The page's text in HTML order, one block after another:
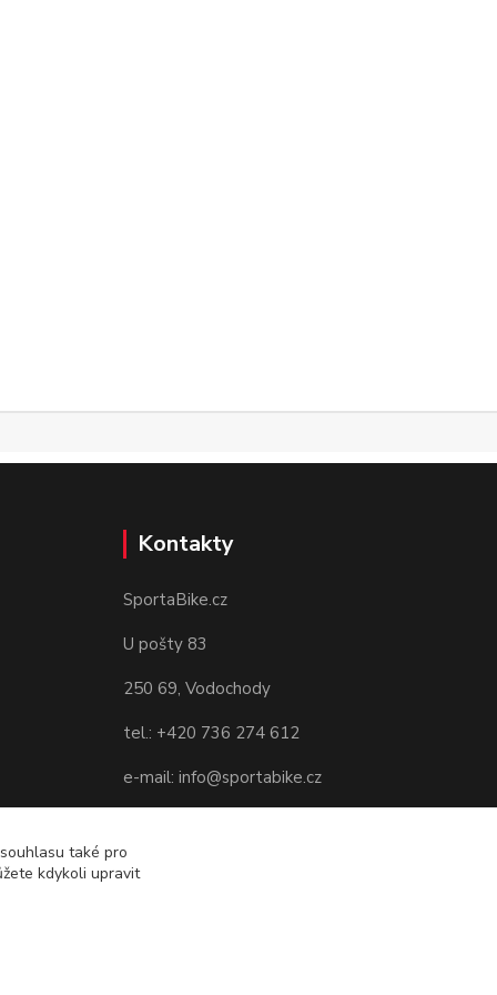
Kontakty
SportaBike.cz
U pošty 83
250 69, Vodochody
tel.: +420 736 274 612
e-mail: info@sportabike.cz
také pro
kdykoli upravit